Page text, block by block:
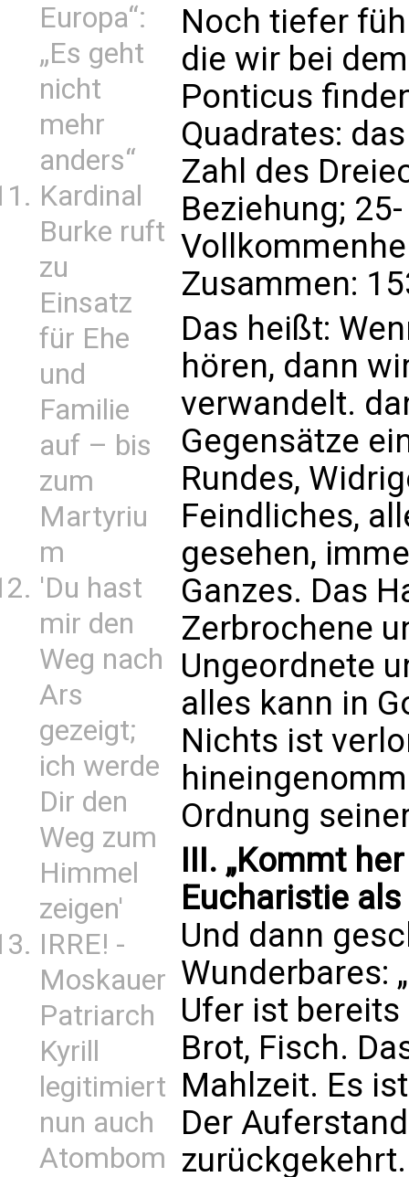
Europa“:
„Es geht
nicht
mehr
anders“
Kardinal
Burke ruft
zu
Einsatz
für Ehe
und
Familie
auf – bis
zum
Martyriu
m
'Du hast
mir den
Weg nach
Ars
gezeigt;
ich werde
Dir den
Weg zum
Himmel
zeigen'
IRRE! -
Moskauer
Patriarch
Kyrill
legitimiert
nun auch
Atombom
Noch tiefer
die wir bei
Ponticus
Quadrates:
Zahl des
Beziehung;
Zusammen:
Das heißt:
hören, dann
verwandelt.
Gegensätze
Rundes,
Feindliches,
gesehen,
Ganzes. Das
Zerbrochene
Ungeordnete
alles kann in
Nichts ist
Ordnung
III. „Kommt
Eucharistie
Und dann
Wunderbares:
Ufer ist bereits
Brot, Fisch.
Mahlzeit. Es
Der